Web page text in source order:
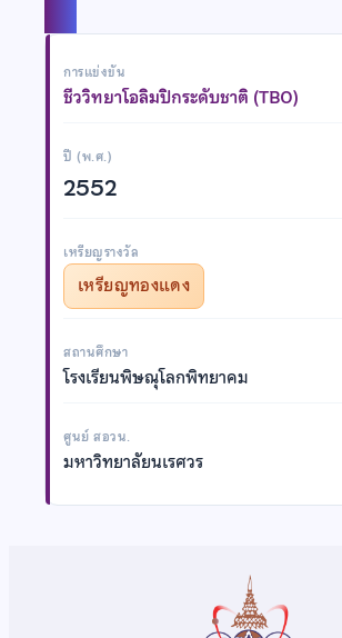
การแข่งขัน
ชีววิทยาโอลิมปิกระดับชาติ (TBO)
ปี (พ.ศ.)
2552
เหรียญรางวัล
เหรียญทองแดง
สถานศึกษา
โรงเรียนพิษณุโลกพิทยาคม
ศูนย์ สอวน.
มหาวิทยาลัยนเรศวร